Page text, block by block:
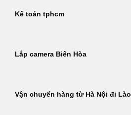
Kế toán tphcm
Lắp camera Biên Hòa
Vận chuyển hàng từ Hà Nội đi Lào